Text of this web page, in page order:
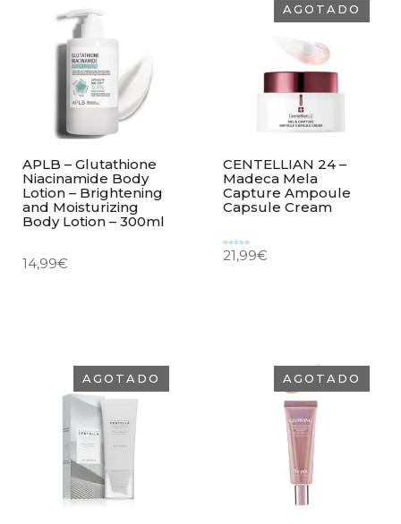
APLB – Glutathione
Niacinamide Body
Lotion – Brightening
and Moisturizing
Body Lotion – 300ml
14,99€
AGOTADO
CENTELLIAN 24 –
Madeca Mela
Capture Ampoule
Capsule Cream
con
5.00
21,99€
AGOTADO AGOTADO